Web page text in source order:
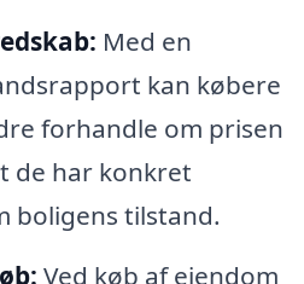
Med en
kan købere
forhandle om prisen
de har konkret
boligens tilstand.
Ved køb af ejendom